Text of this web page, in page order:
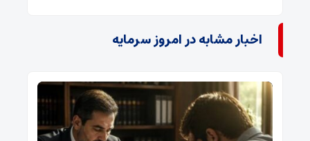
اخبار مشابه در امروز سرمایه